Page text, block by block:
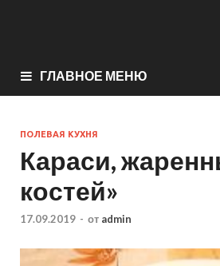
ГЛАВНОЕ МЕНЮ
ПОЛЕВАЯ КУХНЯ
Караси,
костей»
17.09.2019 - от admin